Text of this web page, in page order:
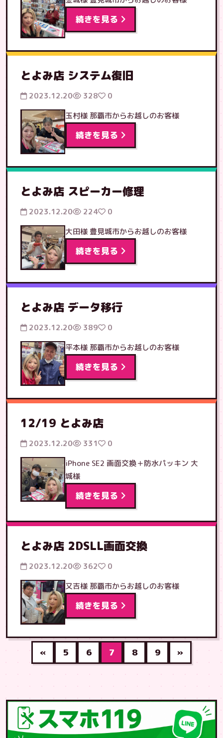
続きを見る
とよみ店 システム復旧
2023.12.20 328
0
玉村様 那覇市からお越しのお客様
続きを見る
とよみ店 スピーカー修理
2023.12.20 224
0
大田様 豊見城市からお越しのお客様
続きを見る
とよみ店 データ移行
2023.12.20 389
0
平本様 那覇市からお越しのお客様
続きを見る
12/19 とよみ店
2023.12.20 331
0
iPhone SE2 画面交換＋防水パッキン 大
城様
続きを見る
とよみ店 2DSLL画面交換
2023.12.20 362
0
又吉様 那覇市からお越しのお客様
続きを見る
« 5 6 7 8 9 »